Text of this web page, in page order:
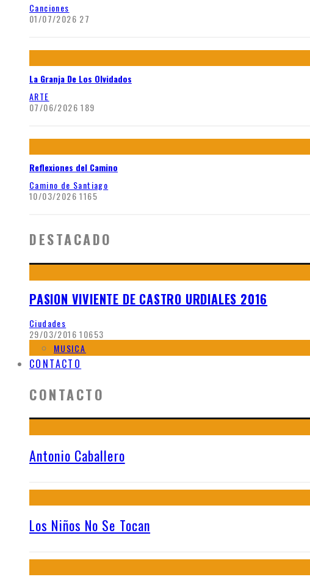
Canciones
01/07/2026 27
La Granja De Los Olvidados
ARTE
07/06/2026 189
Reflexiones del Camino
Camino de Santiago
10/03/2026 1165
DESTACADO
PASION VIVIENTE DE CASTRO URDIALES 2016
Ciudades
29/03/2016 10653
MUSICA
CONTACTO
CONTACTO
Antonio Caballero
Los Niños No Se Tocan